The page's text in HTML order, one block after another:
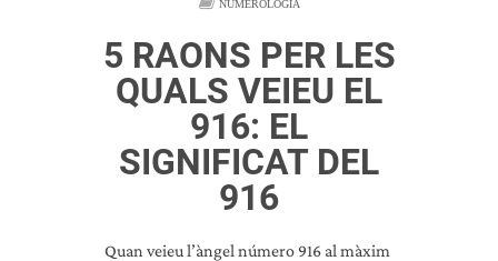
NUMEROLOGIA
5 RAONS PER LES
QUALS VEIEU EL
916: EL
SIGNIFICAT DEL
916
Quan veieu l’àngel número 916 al màxim